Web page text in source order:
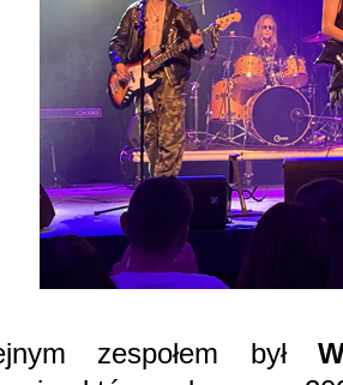
zespołem był